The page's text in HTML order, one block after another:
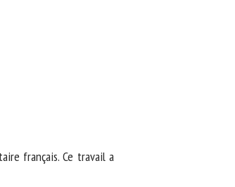
français. Ce travail a